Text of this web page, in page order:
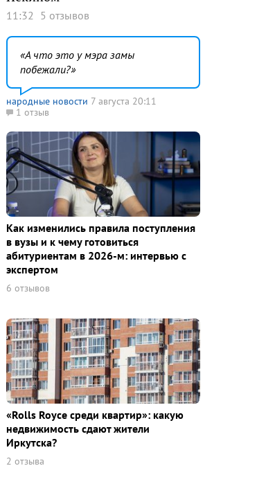
11:32 5 отзывов
А что это у мэра замы
побежали?
народные новости 7 августа 20:11
1 отзыв
Как изменились правила поступления
в вузы и к чему готовиться
абитуриентам в 2026-м: интервью с
экспертом
6 отзывов
«Rolls Royce среди квaртир»: какую
недвижимость сдают жители
Иркутска?
2 отзыва